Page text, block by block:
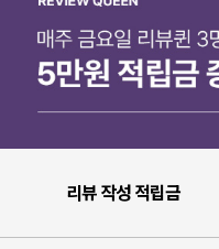
리뷰 작성 적립금